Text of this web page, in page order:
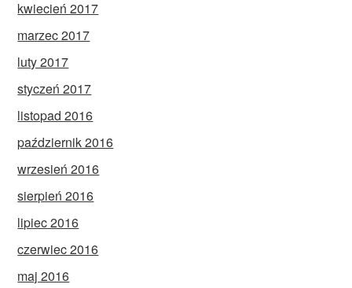
kwiecień 2017
marzec 2017
luty 2017
styczeń 2017
listopad 2016
październik 2016
wrzesień 2016
sierpień 2016
lipiec 2016
czerwiec 2016
maj 2016